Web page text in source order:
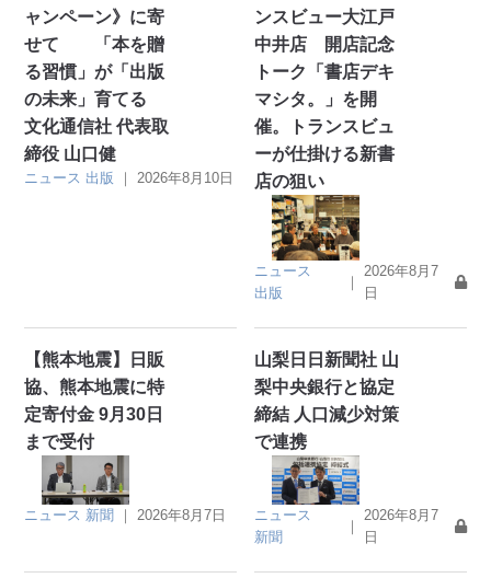
ャンペーン》に寄
せて 「本を贈
る習慣」が「出版
の未来」育てる
文化通信社 代表取
締役 山口健
ニュース 出版 ｜ 2026年8月10日
ンスビュー大江戸
中井店 開店記念
トーク「書店デキ
マシタ。」を開
催。トランスビュ
ーが仕掛ける新書
店の狙い
ニュース
出版
｜
2026年8月7
日
【熊本地震】日販
協、熊本地震に特
定寄付金 9月30日
まで受付
ニュース 新聞 ｜ 2026年8月7日
山梨日日新聞社 山
梨中央銀行と協定
締結 人口減少対策
で連携
ニュース
新聞
｜
2026年8月7
日